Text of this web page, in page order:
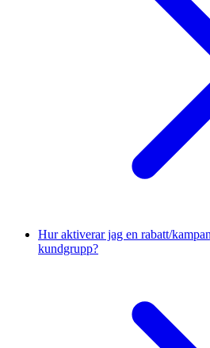
Hur aktiverar jag en rabatt/
kundgrupp?